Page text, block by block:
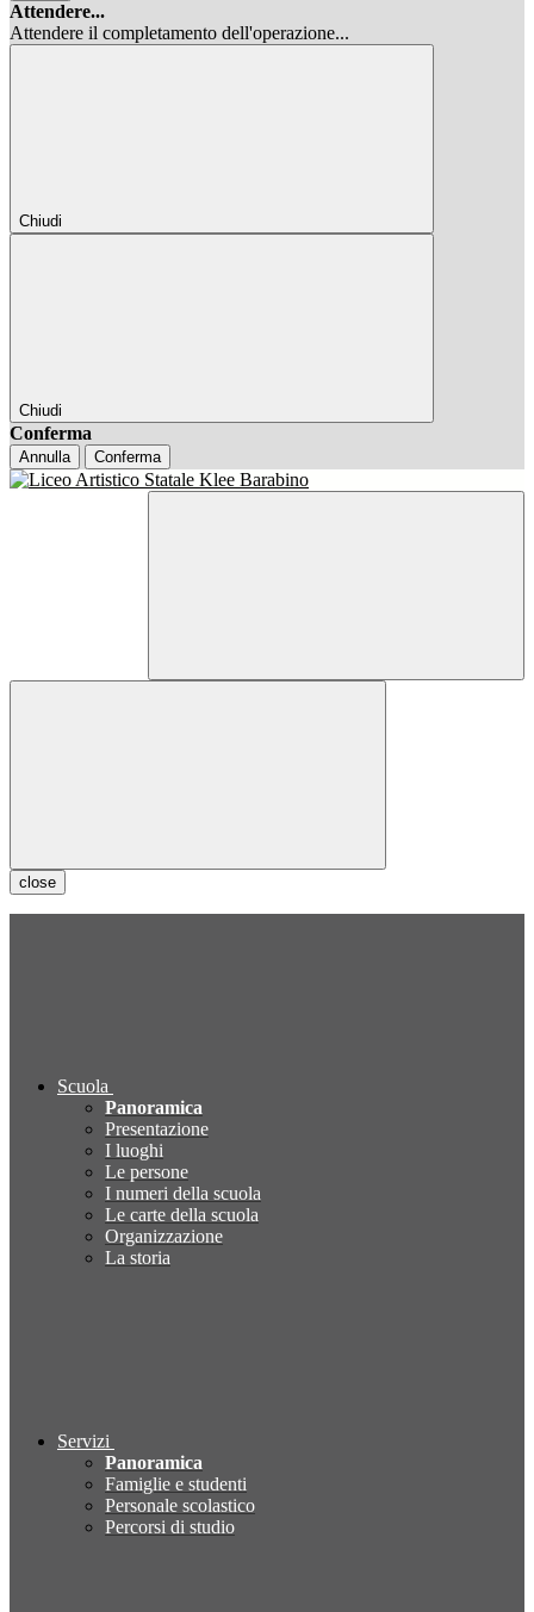
Attendere...
Attendere il completamento dell'operazione...
Chiudi
Chiudi
Conferma
Annulla Conferma
close
Scuola
Panoramica
Presentazione
I luoghi
Le persone
I numeri della scuola
Le carte della scuola
Organizzazione
La storia
Servizi
Panoramica
Famiglie e studenti
Personale scolastico
Percorsi di studio